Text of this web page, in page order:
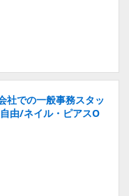
社での一般事務スタッ
由/ネイル・ピアスO